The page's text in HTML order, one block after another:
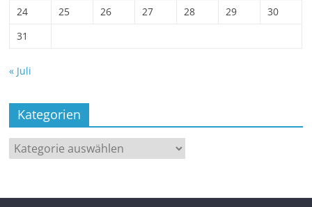
24
25 26 27 28 29
30
31
« Juli
Kategorien
Kategorien